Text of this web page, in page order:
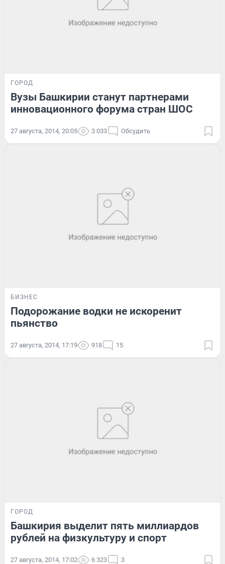
ГОРОД
Вузы Башкирии станут партнерами
инновационного форума стран ШОС
27 августа, 2014, 20:05 3 033 Обсудить
БИЗНЕС
Подорожание водки не искоренит
пьянство
27 августа, 2014, 17:19 918 15
ГОРОД
Башкирия выделит пять миллиардов
рублей на физкультуру и спорт
27 августа, 2014, 17:02 6 323 3